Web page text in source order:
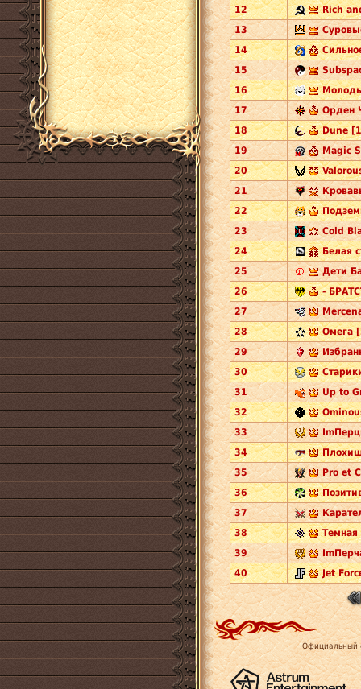
12
Rich
13
14
15
16
17
Орден
18
Dune
19
Magic
20
21
22
23
Cold
24
Белая
25
Дети
26
-
27
28
Омега
29
30
31
Up to
32
33
34
35
Pro et
36
37
38
Темная
39
40
Jet
Официальный